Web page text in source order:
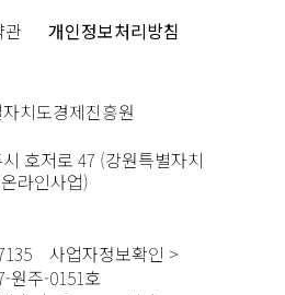
관
개인정보처리방침
치도경제진흥원
호저로 47 (강원특별자치
라인사업)
사업자정보확인
원주-0151호